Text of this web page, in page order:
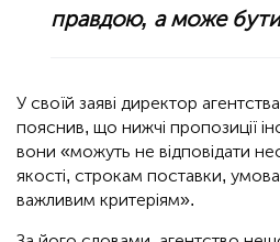
правдою, а може
У своїй заяві директор
пояснив, що нижчі пропозиції
вони «можуть не відповідати
якості, строкам поставки,
важливим критеріям».